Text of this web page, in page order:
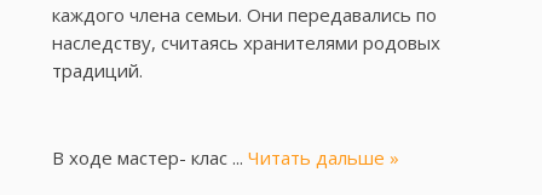
каждого члена семьи. Они передавались по
наследству, считаясь хранителями родовых
традиций.
В ходе мастер- клас ... Читать дальше »